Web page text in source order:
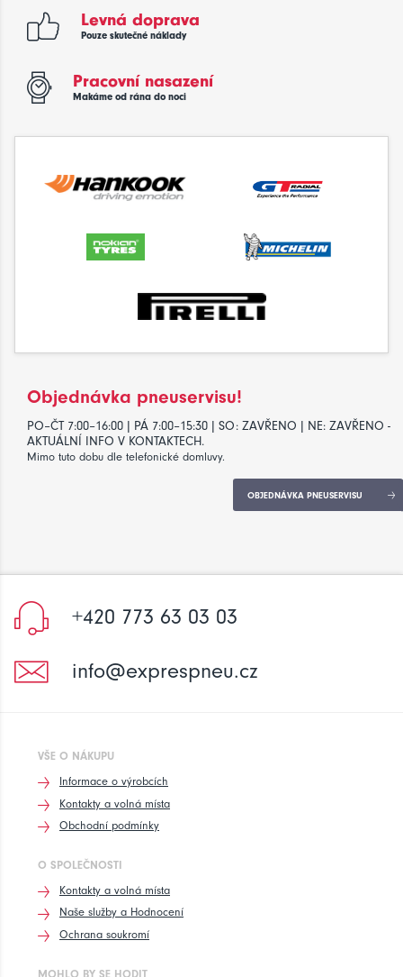
Levná doprava
Pouze skutečné náklady
Pracovní nasazení
Makáme od rána do noci
Objednávka pneuservisu!
PO–ČT 7:00–16:00 | PÁ 7:00–15:30 | SO: ZAVŘENO | NE: ZAVŘENO -
AKTUÁLNÍ INFO V KONTAKTECH.
Mimo tuto dobu dle telefonické domluvy.
OBJEDNÁVKA PNEUSERVISU
+420 773 63 03 03
info@exprespneu.cz
VŠE O NÁKUPU
Informace o výrobcích
Kontakty a volná místa
Obchodní podmínky
O SPOLEČNOSTI
Kontakty a volná místa
Naše služby a Hodnocení
Ochrana soukromí
MOHLO BY SE HODIT